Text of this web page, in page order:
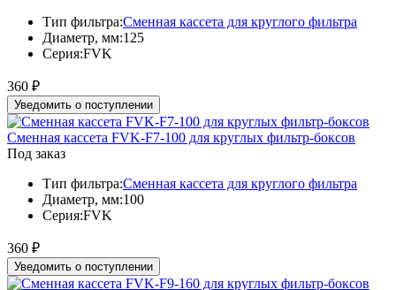
Тип фильтра:Сменная кассета для круглого фильтра
Диаметр, мм:125
Серия:FVK
360 ₽
Уведомить о поступлении
Сменная кассета FVK-F7-100 для круглых фильтр-боксов
Под заказ
Тип фильтра:Сменная кассета для круглого фильтра
Диаметр, мм:100
Серия:FVK
360 ₽
Уведомить о поступлении